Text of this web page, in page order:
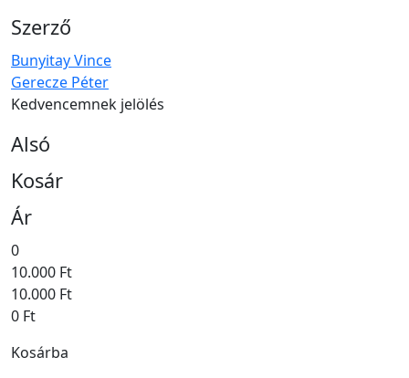
Szerző
Bunyitay Vince
Gerecze Péter
Kedvencemnek jelölés
Alsó
Kosár
Ár
0
10.000 Ft
10.000 Ft
0 Ft
Kosárba